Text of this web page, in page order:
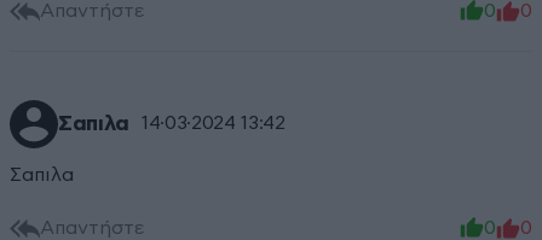
Απαντήστε 0 0
Σαπιλα 14·03·2024 13:42
Σαπιλα
Απαντήστε 0 0